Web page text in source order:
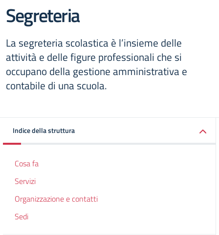
Segreteria
La segreteria scolastica è l’insieme delle
attività e delle figure professionali che si
occupano della gestione amministrativa e
contabile di una scuola.
Indice della struttura
Cosa fa
Servizi
Organizzazione e contatti
Sedi